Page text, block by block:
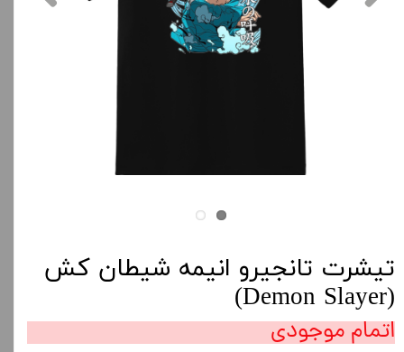
تیشرت تانجیرو انیمه شیطان کش
(Demon Slayer)
اتمام موجودی